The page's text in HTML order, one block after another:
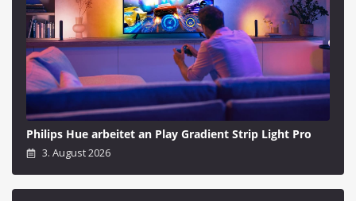
Philips Hue arbeitet an Play Gradient Strip Light Pro
3. August 2026